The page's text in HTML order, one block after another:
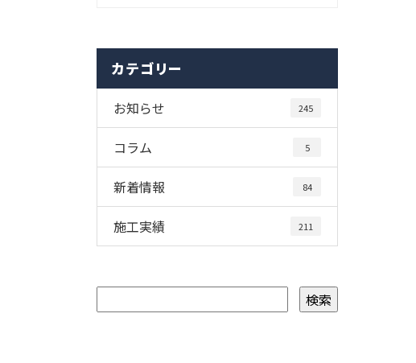
カテゴリー
お知らせ 245
コラム 5
新着情報 84
施工実績 211